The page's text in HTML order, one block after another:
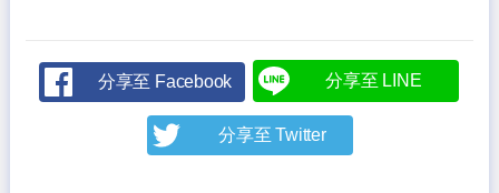
分享至 Facebook 分享至 LINE
分享至 Twitter